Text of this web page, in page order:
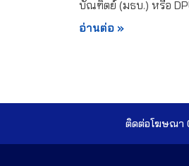
บัณฑิตย์ (มธบ.) หรือ
อ่านต่อ »
ติดต่อโฆษณา